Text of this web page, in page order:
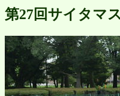
第27回サイタマ